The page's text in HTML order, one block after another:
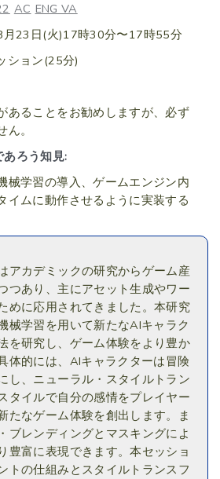
AC ENG VA
23日(火)17時30分〜17時55分
ション(25分)
あることをお勧めしますが、必ず
。
ろう知見:
械学習の導入、ゲームエンジン内
イムに動作させるように実装する
アカデミックの研究からゲーム産
つあり、主にアセット生成やワー
めに応用されてきました。本研究
械学習を用いて新たなAIキャラク
を研究し、ゲーム体験をより豊か
体的には、AIキャラクターは冒険
し、ニューラル・スタイルトラン
タイルで自分の感情をプレイヤー
たなゲーム体験を創出します。ま
ブレンディングとマスキングによ
豊富に表現できます。本セッショ
トの仕組みとスタイルトランスフ